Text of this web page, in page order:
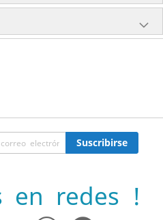
Suscribirse
en redes !